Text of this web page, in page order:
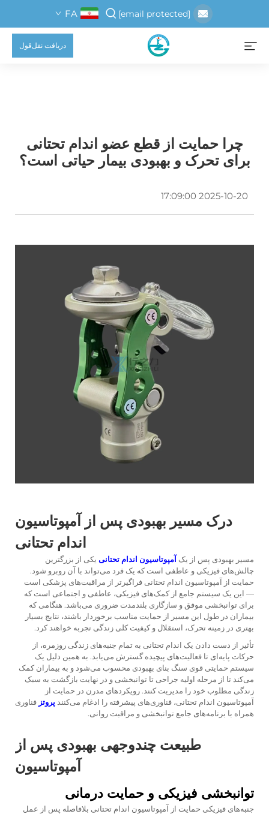
[email protected]
FA
دریافت نقل‌قول
چرا حمایت از قطع عضو اندام تحتانی
برای تحرک و بهبودی بیمار حیاتی است؟
2025-10-20 17:09:00
درک مسیر بهبودی پس از آمپوتاسیون
اندام تحتانی
مسیر بهبودی پس از یک آمپوتاسیون اندام تحتانی یکی از بزرگترین
چالش‌های فیزیکی و عاطفی است که یک فرد می‌تواند با آن روبرو شود.
حمایت از آمپوتاسیون اندام تحتانی فراگیرتر از مراقبت‌های پزشکی است
— این یک سیستم جامع از کمک‌های فیزیکی، عاطفی و اجتماعی است که
برای توانبخشی موفق و سازگاری بلندمدت ضروری می‌باشد. هنگامی که
بیماران در طول این مسیر از حمایت مناسب برخوردار باشند، نتایج بسیار
بهتری در زمینه تحرک، استقلال و کیفیت کلی زندگی تجربه خواهند کرد.
تأثیر از دست دادن یک اندام تحتانی به تمام جنبه‌های زندگی روزمره، از
حرکات پایه‌ای تا فعالیت‌های پیچیده گسترش می‌یابد. به همین دلیل یک
سیستم حمایتی قوی سنگ بنای بهبودی محسوب می‌شود و به بیماران کمک
می‌کند تا از مرحله اولیه جراحی تا توانبخشی و در نهایت بازگشت به سبک
زندگی مطلوب خود را مدیریت کنند. رویکردهای مدرن در حمایت از
آمپوتاسیون اندام تحتانی، فناوری‌های پیشرفته را ادغام می‌کنند پروتز فناوری
همراه با برنامه‌های جامع توانبخشی و مراقبت روانی.
طبیعت چندوجهی بهبودی پس از
آمپوتاسیون
توانبخشی فیزیکی و حمایت درمانی
جنبه‌های فیزیکی حمایت از آمپوتاسیون اندام تحتانی بلافاصله پس از عمل